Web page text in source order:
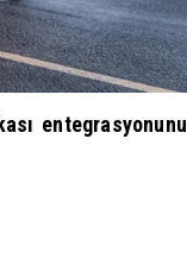
entegrasyonunu